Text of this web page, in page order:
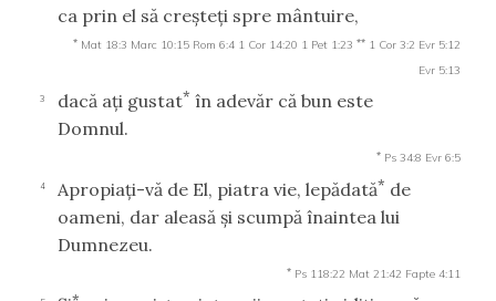
ca prin el să creşteţi spre mântuire,
* Mat 18:3 Marc 10:15 Rom 6:4 1 Cor 14:20 1 Pet 1:23 ** 1 Cor 3:2 Evr 5:12
Evr 5:13
3 dacă aţi gustat* în adevăr că bun este
Domnul.
* Ps 34:8 Evr 6:5
4 Apropiaţi-vă de El, piatra vie, lepădată* de
oameni, dar aleasă şi scumpă înaintea lui
Dumnezeu.
* Ps 118:22 Mat 21:42 Fapte 4:11